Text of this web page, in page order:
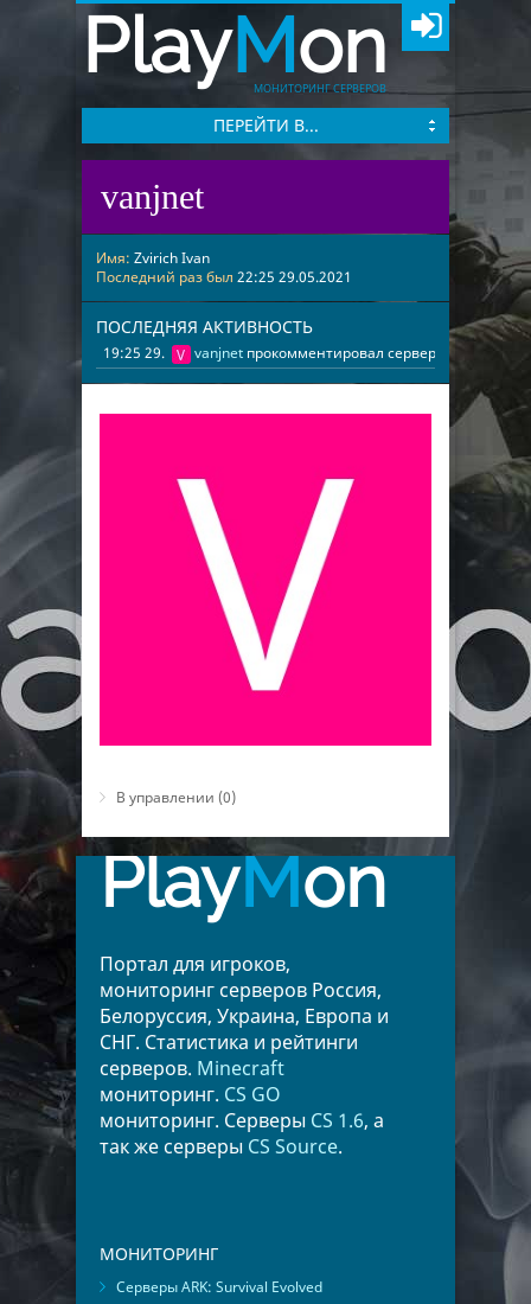
PlayMon
МОНИТОРИНГ СЕРВЕРОВ
ПЕРЕЙТИ В...
vanjnet
Имя: Zvirich Ivan
Последний раз был 22:25 29.05.2021
ПОСЛЕДНЯЯ АКТИВНОСТЬ
19:25 29.05.2021vanjnet прокомментировал сервер
В управлении (0)
PlayMon
Портал для игроков,
мониторинг серверов Россия,
Белоруссия, Украина, Европа и
СНГ. Статистика и рейтинги
серверов. Minecraft
мониторинг. CS GO
мониторинг. Серверы CS 1.6, а
так же серверы CS Source.
МОНИТОРИНГ
Серверы ARK: Survival Evolved